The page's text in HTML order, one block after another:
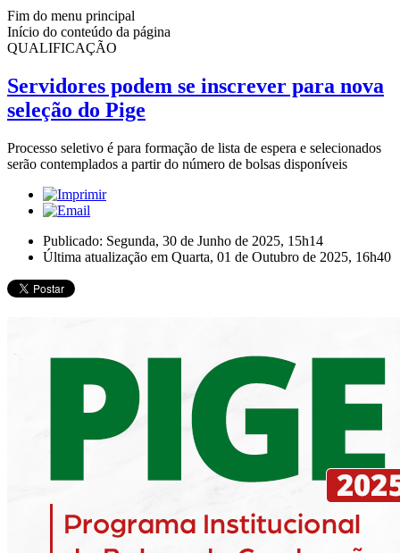
Fim do menu principal
Início do conteúdo da página
QUALIFICAÇÃO
Servidores podem se inscrever para nova
seleção do Pige
Processo seletivo é para formação de lista de espera e selecionados
serão contemplados a partir do número de bolsas disponíveis
Publicado: Segunda, 30 de Junho de 2025, 15h14
Última atualização em Quarta, 01 de Outubro de 2025, 16h40